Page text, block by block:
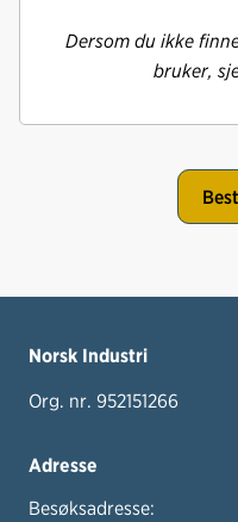
Dersom du ikke
bruker,
Norsk Industri
Org. nr. 952151266
Adresse
Besøksadresse: